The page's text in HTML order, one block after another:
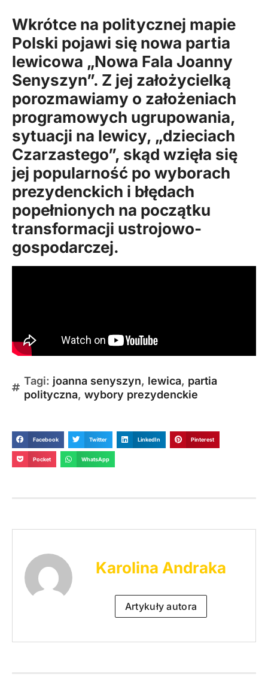
Wkrótce na politycznej mapie
Polski pojawi się nowa partia
lewicowa „Nowa Fala Joanny
Senyszyn”. Z jej założycielką
porozmawiamy o założeniach
programowych ugrupowania,
sytuacji na lewicy, „dzieciach
Czarzastego”, skąd wzięła się
jej popularność po wyborach
prezydenckich i błędach
popełnionych na początku
transformacji ustrojowo-
gospodarczej.
Tagi: joanna senyszyn, lewica, partia
polityczna, wybory prezydenckie
Facebook Twitter LinkedIn Pinterest
Pocket WhatsApp
Karolina Andraka
Artykuły autora